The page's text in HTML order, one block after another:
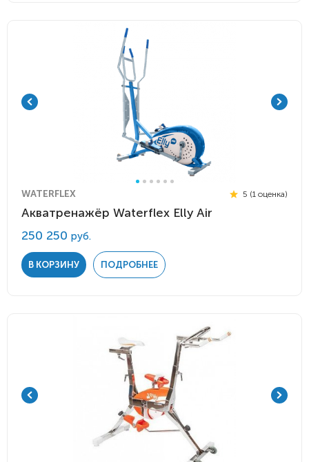
WATERFLEX 5 (1 оценка)
Акватренажёр Waterflex Elly Air
250 250 руб.
В КОРЗИНУ ПОДРОБНЕЕ